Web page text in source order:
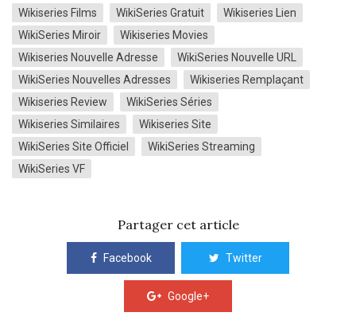
Wikiseries Films WikiSeries Gratuit
Wikiseries Lien
WikiSeries Miroir
Wikiseries Movies
Wikiseries Nouvelle Adresse
WikiSeries Nouvelle URL
WikiSeries Nouvelles Adresses
Wikiseries Remplaçant
Wikiseries Review
WikiSeries Séries
Wikiseries Similaires
Wikiseries Site
WikiSeries Site Officiel
WikiSeries Streaming
WikiSeries VF
Partager cet article
Facebook Twitter
Google+